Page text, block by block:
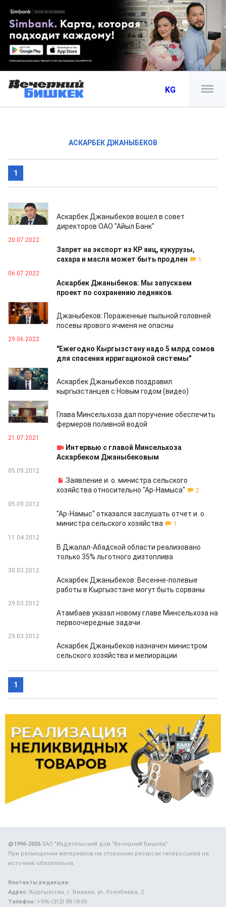
KG
АСКАРБЕК ДЖАНЫБЕКОВ
1
03.01.2024
Аскарбек Джаныбеков вошел в совет
директоров ОАО "Айыл Банк"
20.07.2022
Запрет на экспорт из КР яиц, кукурузы,
сахара и масла может быть продлен
1
06.07.2022
Аскарбек Джаныбеков: Мы запускаем
проект по сохранению ледников
29.06.2022
Джаныбеков: Пораженные пыльной головней
посевы ярового ячменя не опасны
29.06.2022
"Ежегодно Кыргызстану надо 5 млрд сомов
для спасения ирригационой системы"
31.12.2021
Аскарбек Джаныбеков поздравил
кыргызстанцев с Новым годом (видео)
26.10.2021
Глава Минсельхоза дал поручение обеспечить
фермеров поливной водой
21.07.2021
Интервью с главой Минсельхоза
Аскарбеком Джаныбековым
05.09.2012
Заявление и. о. министра сельского
хозяйства относительно "Ар-Намыса"
2
05.09.2012
"Ар-Намыс" отказался заслушать отчет и. о.
министра сельского хозяйства
1
11.04.2012
В Джалал-Абадской области реализовано
только 35% льготного дизтоплива
30.03.2012
Аскарбек Джаныбеков: Весенне-полевые
работы в Кыргызстане могут быть сорваны
29.03.2012
Атамбаев указал новому главе Минсельхоза на
первоочередные задачи
29.03.2012
Аскарбек Джаныбеков назначен министром
сельского хозяйства и мелиорации
1
@1996-2026ЗАО "Издательский дом "Вечерний Бишкек"
При размещении материалов на сторонних ресурсах гиперссылка на
источник обязательна.
Контакты редакции:
Адрес: Кыргызстан, г. Бишкек, ул. Усенбаева, 2.
Телефон: +996 (312) 88-18-09.